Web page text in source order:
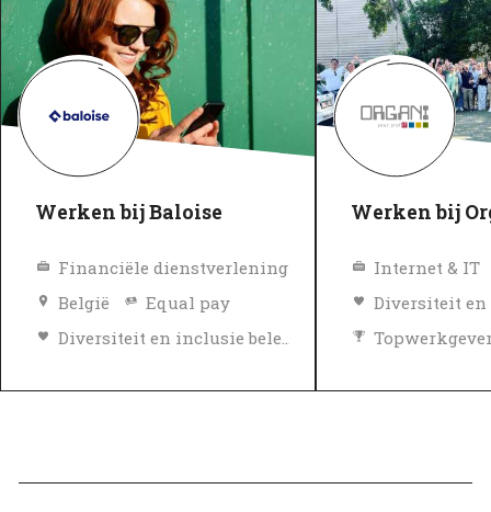
Werken bij Baloise
Financiële dienstverlening
België
Equal pay
Werken bij
Internet & IT